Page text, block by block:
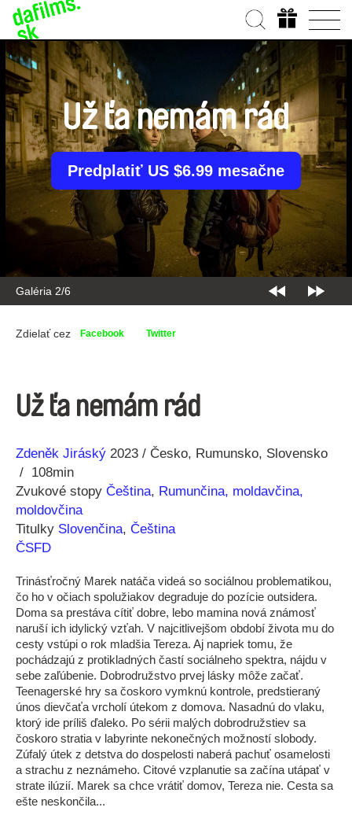
Galéria 2/6
Už ťa nemám rád
Predplatiť US $6.99 mesačne
Zdielať cez Facebook Twitter
Už ťa nemám rád
Réžia
Zdeněk Jiráský
Rok
výroby
2023 Česko Rumunsko Slovensko
108min
Zvukové stopy Čeština, Rumunčina, moldavčina,
moldovčina
Titulky Slovenčina, Čeština
ČSFD
Trinásťročný Marek natáča videá so sociálnou problematikou,
čo ho v očiach spolužiakov degraduje do pozície outsidera.
Doma sa prestáva cítiť dobre, lebo mamina nová známosť
naruší ich idylický vzťah. V najcitlivejšom období života mu do
cesty vstúpi o rok mladšia Tereza. Aj napriek tomu, že
pochádzajú z protikladných častí sociálneho spektra, nájdu v
sebe zaľúbenie. Dobrodružstvo prvej lásky môže začať.
Teenagerské hry sa čoskoro vymknú kontrole, predstieraný
únos dievčaťa vrcholí útekom z domova. Nasadnú do vlaku,
ktorý ide príliš ďaleko. Po sérii malých dobrodružstiev sa
čoskoro stratia v labyrinte nekonečných možností slobody.
Zúfalý útek z detstva do dospelosti naberá pachuť osamelosti
a strachu z neznámeho. Citové vzplanutie sa začína utápať v
strate ilúzií. Marek sa chce vrátiť domov, Tereza nie. Cesta sa
ešte neskončila...